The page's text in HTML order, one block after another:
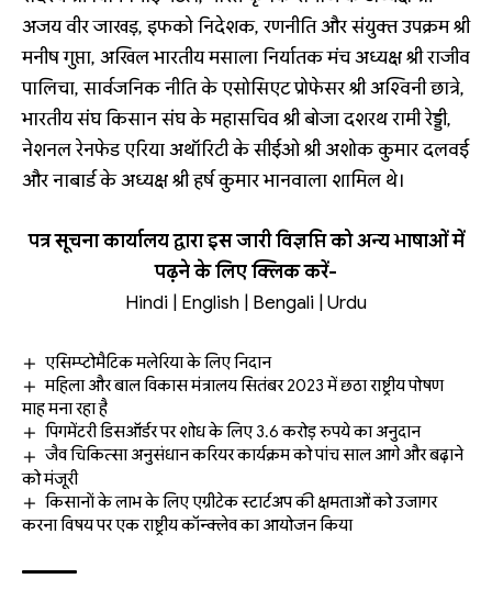
अजय वीर जाखड़, इफको निदेशक, रणनीति और संयुक्त उपक्रम श्री
मनीष गुप्ता, अखिल भारतीय मसाला निर्यातक मंच अध्यक्ष श्री राजीव
पालिचा, सार्वजनिक नीति के एसोसिएट प्रोफेसर श्री अश्विनी छात्रे,
भारतीय संघ किसान संघ के महासचिव श्री बोजा दशरथ रामी रेड्डी,
नेशनल रेनफेड एरिया अथॉरिटी के सीईओ श्री अशोक कुमार दलवई
और नाबार्ड के अध्यक्ष श्री हर्ष कुमार भानवाला शामिल थे।
पत्र सूचना कार्यालय द्वारा इस जारी विज्ञप्ति को अन्य भाषाओं में
पढ़ने के लिए क्लिक करें-
Hindi
English Bengali Urdu
एसिम्‍प्‍टोमैटिक मलेरिया के लिए निदान
महिला और बाल विकास मंत्रालय सितंबर 2023 में छठा राष्ट्रीय पोषण
माह मना रहा है
पिगमेंटरी डिसऑर्डर पर शोध के लिए 3.6 करोड़ रुपये का अनुदान
जैव चिकित्सा अनुसंधान करियर कार्यक्रम को पांच साल आगे और बढ़ाने
को मंजूरी
किसानों के लाभ के लिए एग्रीटेक स्टार्टअप की क्षमताओं को उजागर
करना विषय पर एक राष्ट्रीय कॉन्क्लेव का आयोजन किया